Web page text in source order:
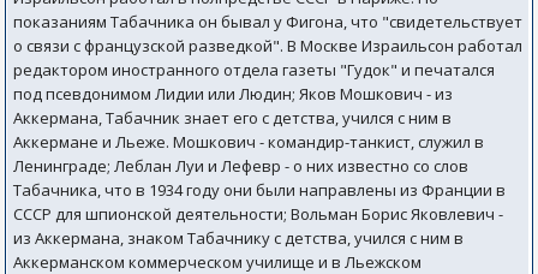
показаниям Табачника он бывал у Фигона, что "свидетельствует
о связи с французской разведкой". В Москве Израильсон работал
редактором иностранного отдела газеты "Гудок" и печатался
под псевдонимом Лидии или Людин; Яков Мошкович - из
Аккермана, Табачник знает его с детства, учился с ним в
Аккермане и Льеже. Мошкович - командир-танкист, служил в
Ленинграде; Леблан Луи и Лефевр - о них известно со слов
Табачника, что в 1934 году они были направлены из Франции в
СССР для шпионской деятельности; Вольман Борис Яковлевич -
из Аккермана, знаком Табачнику с детства, учился с ним в
Аккерманском коммерческом училище и в Льежском